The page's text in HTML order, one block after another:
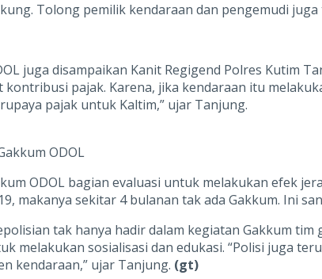
Tolong pemilik kendaraan dan pengemudi
juga disampaikan Kanit Regigend Polres Kutim
kontribusi pajak. Karena, jika kendaraan itu
pajak untuk Kaltim,” ujar Tanjung.
ODOL
ODOL bagian evaluasi untuk melakukan efek
makanya sekitar 4 bulanan tak ada Gakkum. Ini
tak hanya hadir dalam kegiatan Gakkum
melakukan sosialisasi dan edukasi. “Polisi juga
kendaraan,” ujar Tanjung. (gt)